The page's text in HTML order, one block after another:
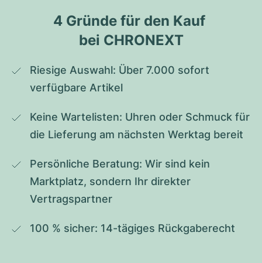
4 Gründe für den Kauf
bei CHRONEXT
Riesige Auswahl: Über 7.000 sofort
verfügbare Artikel
Keine Wartelisten: Uhren oder Schmuck für
die Lieferung am nächsten Werktag bereit
Persönliche Beratung: Wir sind kein
Marktplatz, sondern Ihr direkter
Vertragspartner
100 % sicher: 14-tägiges Rückgaberecht